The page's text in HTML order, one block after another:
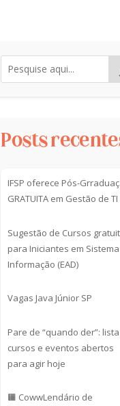
Posts
IFSP oferece Pós-
GRATUITA em Gestão de TI
Sugestão de Cursos
para Iniciantes em
Informação (EAD)
Vagas Java Júnior SP
Pare de “quando der”:
cursos e eventos abertos
para agir hoje
🟧 CowwLendário de